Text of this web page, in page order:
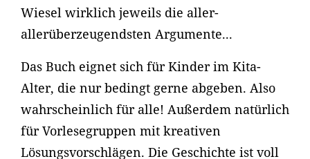
Wiesel wirklich jeweils die aller-
allerüberzeugendsten Argumente...
Das Buch eignet sich für Kinder im Kita-
Alter, die nur bedingt gerne abgeben. Also
wahrscheinlich für alle! Außerdem natürlich
für Vorlesegruppen mit kreativen
Lösungsvorschlägen. Die Geschichte ist voll